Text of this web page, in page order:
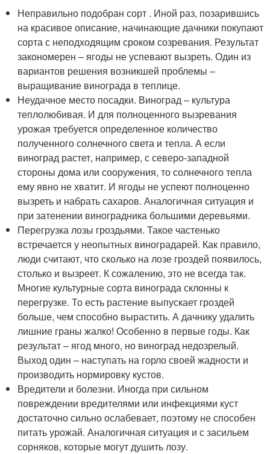
Неправильно подобран сорт . Иной раз, позарившись
на красивое описание, начинающие дачники покупают
сорта с неподходящим сроком созревания. Результат
закономерен – ягоды не успевают вызреть. Один из
вариантов решения возникшей проблемы –
выращивание винограда в теплице.
Неудачное место посадки. Виноград – культура
теплолюбивая. И для полноценного вызревания
урожая требуется определенное количество
полученного солнечного света и тепла. А если
виноград растет, например, с северо-западной
стороны дома или сооружения, то солнечного тепла
ему явно не хватит. И ягоды не успеют полноценно
вызреть и набрать сахаров. Аналогичная ситуация и
при затенении виноградника большими деревьями.
Перегрузка лозы гроздьями. Такое частенько
встречается у неопытных виноградарей. Как правило,
люди считают, что сколько на лозе гроздей появилось,
столько и вызреет. К сожалению, это не всегда так.
Многие культурные сорта винограда склонны к
перегрузке. То есть растение выпускает гроздей
больше, чем способно вырастить. А дачнику удалить
лишние граны жалко! Особенно в первые годы. Как
результат – ягод много, но виноград недозрелый.
Выход один – наступать на горло своей жадности и
производить нормировку кустов.
Вредители и болезни. Иногда при сильном
повреждении вредителями или инфекциями куст
достаточно сильно ослабевает, поэтому не способен
питать урожай. Аналогичная ситуация и с засильем
сорняков, которые могут душить лозу.